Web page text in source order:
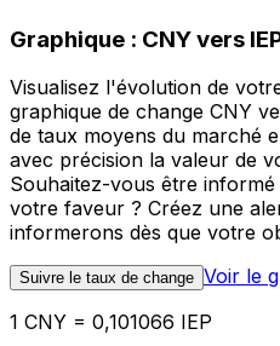
Graphique : CNY vers
Visualisez l'évolution de
graphique de change CNY
de taux moyens du marché
avec précision la valeur de
Souhaitez-vous être
votre faveur ? Créez une
informerons dès que votre
Suivre le taux de change Voir le
1 CNY = 0,101066 IEP